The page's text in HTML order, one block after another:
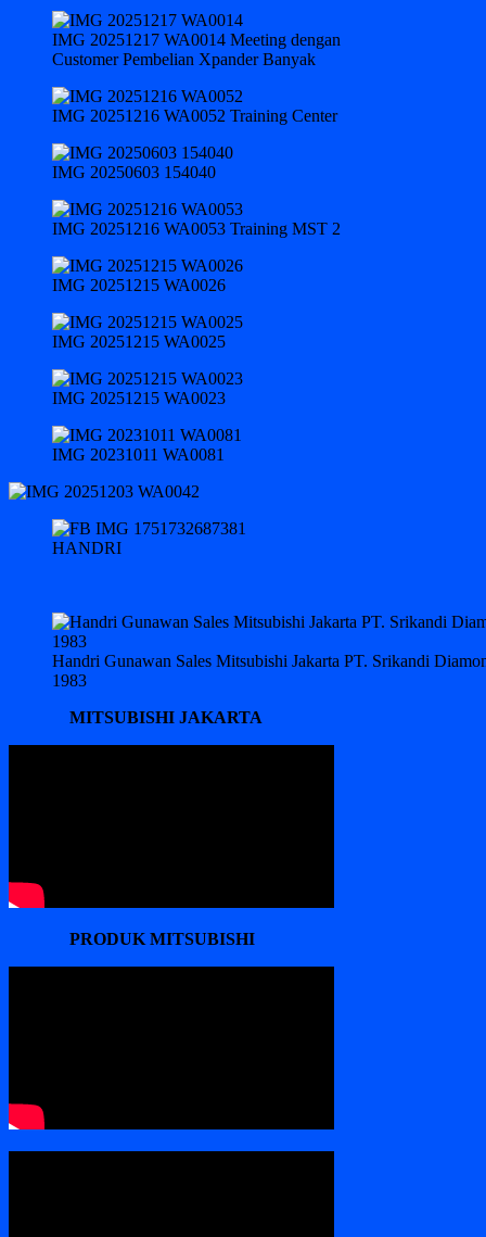
IMG 20251217 WA0014 Meeting dengan
Customer Pembelian Xpander Banyak
IMG 20251216 WA0052 Training Center
IMG 20250603 154040
IMG 20251216 WA0053 Training MST 2
IMG 20251215 WA0026
IMG 20251215 WA0025
IMG 20251215 WA0023
IMG 20231011 WA0081
HANDRI
Handri Gunawan Sales Mitsubishi Jakarta PT. Srikandi
1983
MITSUBISHI JAKARTA
PRODUK MITSUBISHI